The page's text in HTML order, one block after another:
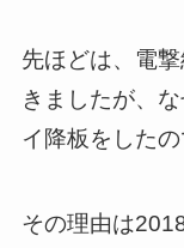
先ほどは、電
きましたが、
イ降板をした
その理由は